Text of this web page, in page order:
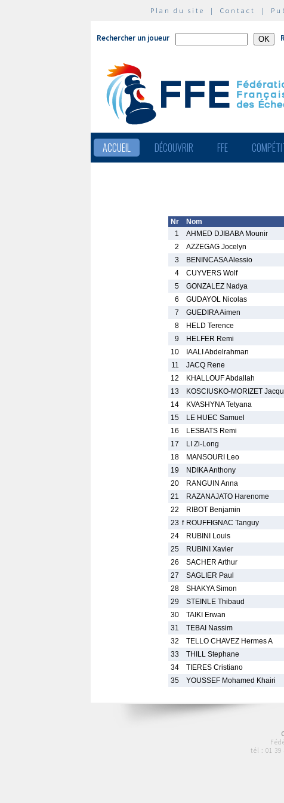
Plan du site | Contact |
Rechercher un joueur
ACCUEIL DÉCOUVRIR FFE
Nr Nom
1
AHMED DJIBABA Mounir
2
AZZEGAG Jocelyn
3
BENINCASA Alessio
4
CUYVERS Wolf
5
GONZALEZ Nadya
6
GUDAYOL Nicolas
7
GUEDIRA Aimen
8
HELD Terence
9
HELFER Remi
10
IAALI Abdelrahman
11
JACQ Rene
12
KHALLOUF Abdallah
13
KOSCIUSKO-MORIZET
14
KVASHYNA Tetyana
15
LE HUEC Samuel
16
LESBATS Remi
17
LI Zi-Long
18
MANSOURI Leo
19
NDIKA Anthony
20
RANGUIN Anna
21
RAZANAJATO Harenome
22
RIBOT Benjamin
23 f ROUFFIGNAC Tanguy
24
RUBINI Louis
25
RUBINI Xavier
26
SACHER Arthur
27
SAGLIER Paul
28
SHAKYA Simon
29
STEINLE Thibaud
30
TAIKI Erwan
31
TEBAI Nassim
32
TELLO CHAVEZ Hermes A
33
THILL Stephane
34
TIERES Cristiano
35
YOUSSEF Mohamed Khairi
tél : 01 39